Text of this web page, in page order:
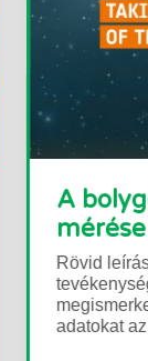
A
Rövid
okozza,
a